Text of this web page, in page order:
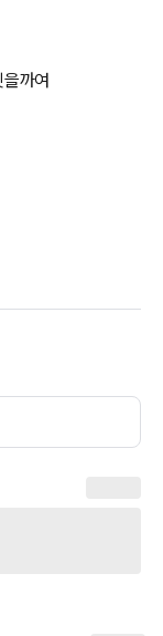
까여